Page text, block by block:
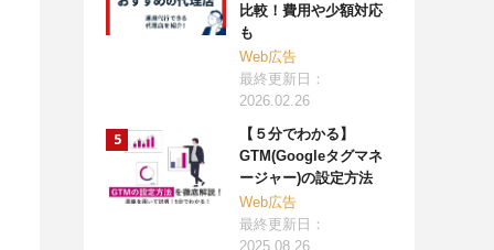
比較！費用や少額対応
も
Web広告
最終更新日：
2026.02.26
【５分でわかる】
GTM(Googleタグマネ
ージャー)の設定方法
Web広告
最終更新日：
2025.08.26